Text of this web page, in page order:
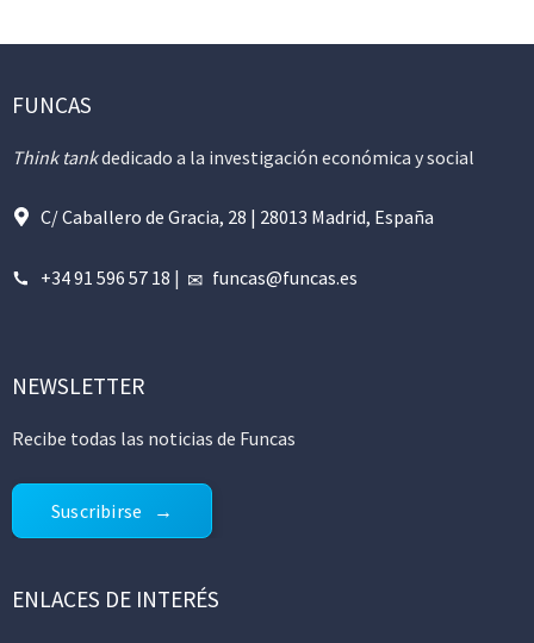
FUNCAS
Think tankdedicado a la investigación económica y social
C/ Caballero de Gracia, 28 | 28013 Madrid, España
+34 91 596 57 18 | funcas@funcas.es
NEWSLETTER
Recibe todas las noticias de Funcas
Suscribirse
ENLACES DE INTERÉS